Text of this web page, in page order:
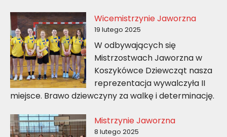
Wicemistrzynie Jaworzna
19 lutego 2025
W odbywających się
Mistrzostwach Jaworzna w
Koszykówce Dziewcząt nasza
reprezentacja wywalczyła II
miejsce. Brawo dziewczyny za walkę i determinację.
Mistrzynie Jaworzna
8 lutego 2025